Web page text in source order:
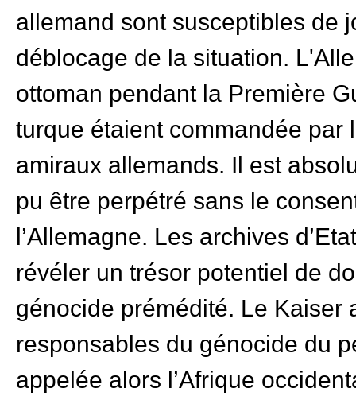
allemand sont susceptibles de
déblocage de la situation.
ottoman pendant la Première
turque étaient commandée par
amiraux allemands. Il est
pu être perpétré sans le
l’Allemagne. Les archives
révéler un trésor potentiel de
génocide prémédité. Le Kaiser
responsables du génocide du
appelée alors l’Afrique